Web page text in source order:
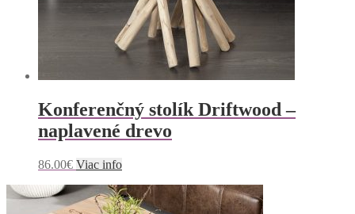
Konferenčný stolík Driftwood –
naplavené drevo
86.00€ Viac info